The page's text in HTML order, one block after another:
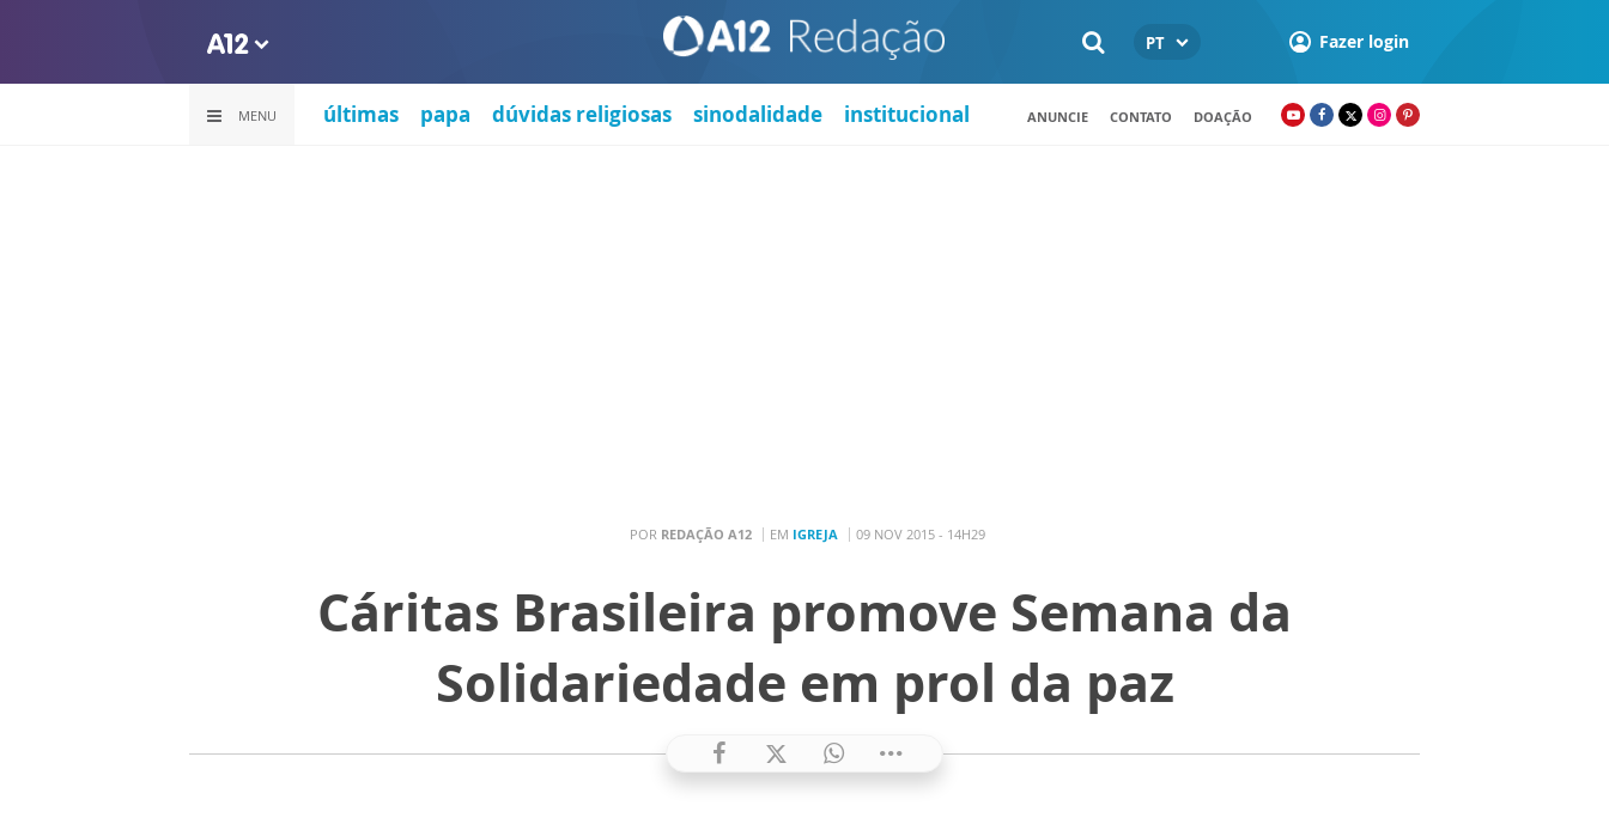
PT Fazer login
MENU últimas papa dúvidas religiosas sinodalidade institucional ANUNCIE CONTATO DOAÇÃO
POR REDAÇÃO A12 EM IGREJA 09 NOV 2015 - 14H29
Cáritas Brasileira promove Semana da
Solidariedade em prol da paz